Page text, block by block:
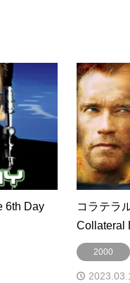
6th Day
コラテラ
Collateral
2000